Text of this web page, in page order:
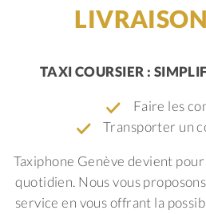
TAXI COURSIER :
Faire les
Transporter un
Taxiphone Genève devient
quotidien. Nous vous
service en vous offrant la